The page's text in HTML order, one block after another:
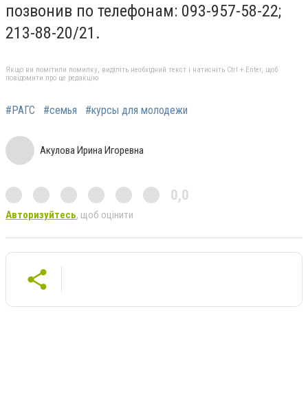
позвонив по телефонам: 093-957-58-22;
213-88-20/21.
Якщо ви помітили помилку, виділіть необхідний текст і натисніть Ctrl + Enter, щоб
повідомити про це редакцію
#РАГС #семья #курсы для молодежи
Акулова Ирина Игоревна
0,0
Авторизуйтесь, щоб оцінити